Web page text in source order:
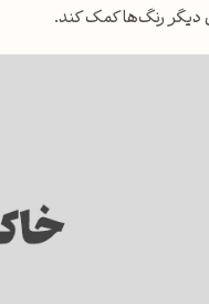
دیگر رنگ‌ها کمک کند.